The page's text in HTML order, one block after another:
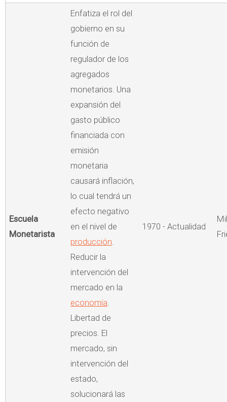
Escuela
Monetarista
Enfatiza el rol del
gobierno en su
función de
regulador de los
agregados
monetarios. Una
expansión del
gasto público
financiada con
emisión
monetaria
causará inflación,
lo cual tendrá un
efecto negativo
en el nivel de
producción
Reducir la
intervención del
mercado en la
economía
Libertad de
precios. El
mercado, sin
intervención del
estado,
solucionará las
1970 - Actualidad